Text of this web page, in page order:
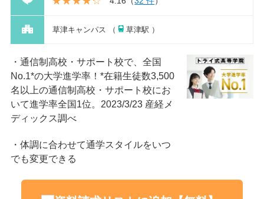
草津キャンパス （ 草津駅 ）
通信制高校・サポート校で、全国
No.1*の大学進学率！*在籍⽣徒数3,500
名以上の通信制⾼校・サポート校にお
いて進学率全国1位。2023/3/23 産経メ
ディックス調べ
体調に合わせて通学スタイルをいつ
でも変更できる